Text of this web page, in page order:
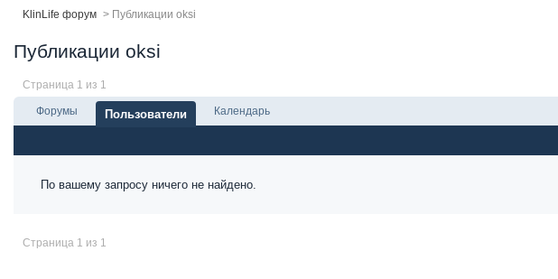
KlinLife форум > Публикации oksi
Публикации oksi
Страница 1 из 1
Форумы Пользователи Календарь
По вашему запросу ничего не найдено.
Страница 1 из 1